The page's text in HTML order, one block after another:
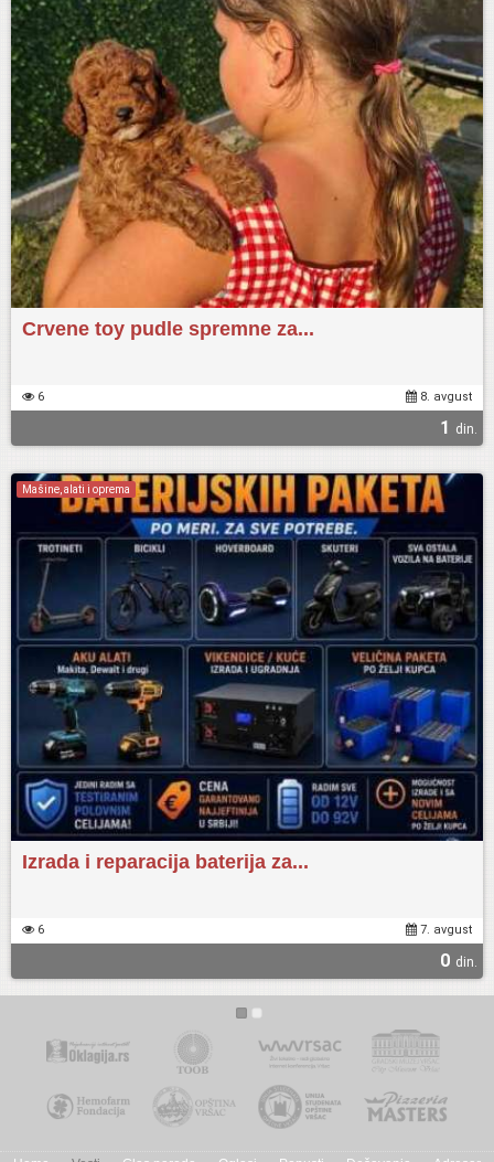
Crvene toy pudle spremne za...
6 8. avgust
1 din.
Mašine, alati i oprema
Izrada i reparacija baterija za...
6 7. avgust
0 din.